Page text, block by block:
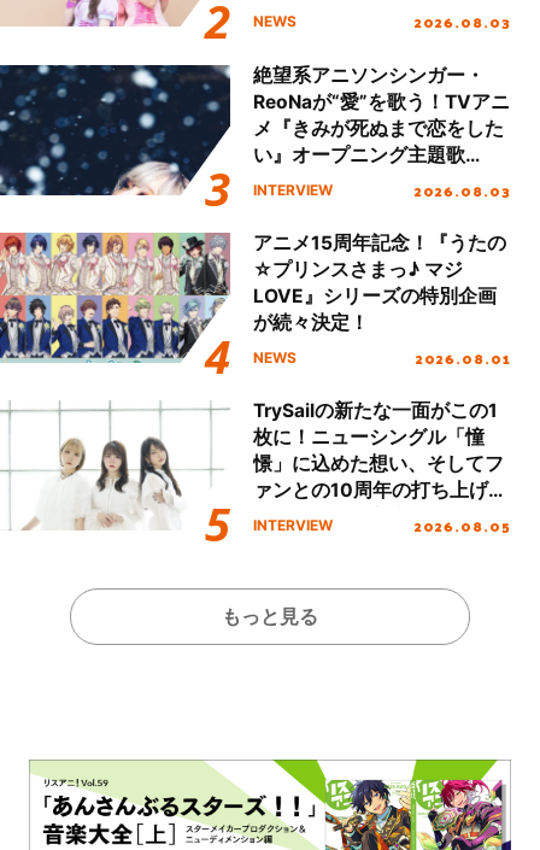
える」TVサイズ先行配信開
NEWS 2026.08.03
絶望系アニソンシンガー・
ReoNaが“愛”を歌う！TVアニ
メ『きみが死ぬまで恋をした
い』オープニング主題歌
「Amore」インタビュー
INTERVIEW 2026.08.03
アニメ15周年記念！『うたの
☆プリンスさまっ♪ マジ
LOVE』シリーズの特別企画
が続々決定！
NEWS 2026.08.01
TrySailの新たな一面がこの1
枚に！ニューシングル「憧
憬」に込めた想い、そしてフ
ァンとの10周年の打ち上げラ
イブを終えた心境を聞いた。
INTERVIEW 2026.08.05
もっと見る